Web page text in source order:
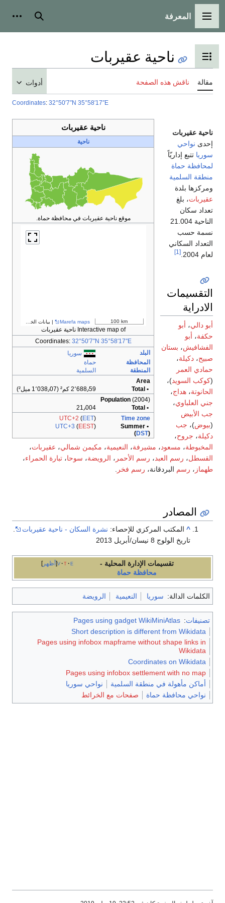
القائمة الرئيسية
المعرفة بحث
تبديل عرض جدول المحتويات
ناحية عقيربات
مقالة ناقش هذه الصفحة أدوات
Coordinates: 32°50′7″N 35°58′17″E
ناحية عقيربات
ناحية
موقع ناحية عقيربات في محافظة حماة.
100 km
Marefa maps | بيانات الخرائط ©
Interactive map of ناحية عقيربات
Coordinates: 32°50′7″N 35°58′17″E
البلد
سوريا
المحافظة
حماة
المنطقة
السلمية
Area
• Total
2٬688٫59 كم² (1٬038٫07 ميل²)
Population (2004)
• Total
21٫004
Time zone
UTC+2 (EET)
• Summer
(DST)
UTC+3 (EEST)
ناحية عقيربات
إحدى نواحي
سوريا تتبع إداريّاً
لمحافظة حماة
منطقة السلمية
ومركزها بلدة
عقيربات، بلغ
تعداد سكان
الناحية 21.004
نسمة حسب
التعداد السكاني
لعام 2004.
[1]
التقسيمات
الادراية
أبو دالي، أبو
حكفة، أبو
الفشافيش، بستان
صبيح، دكيلة،
حمادي العمر
(كوكب السويد)،
الحانوتة، هداج،
جني العلباوي،
جب الأبيض
(بيوض)، جب
دكيلة، جروح،
المخبوطة، مسعود، مشيرفة، النعيمية، مكيمن شمالي، عقيربات،
القسطل، رسم العبد، رسم الأحمر ، الرويضة، سوحا، تبارة الحمراء،
طهماز ، رسم البردقانة، رسم فخر .
المصادر
^ المكتب المركزي للإحصاء: نشرة السكان - ناحية عقيربات
تاريخ الولوج 8 نيسان/أبريل 2013
أظهر v t e
تقسيمات الإدارة المحلية -
محافظة حماة
الكلمات الدالة: سوريا النعيمية الرويضة
تصنيفات:
Pages using gadget WikiMiniAtlas
Short description is different from Wikidata
Pages using infobox mapframe without shape links in
Wikidata
Coordinates on Wikidata
Pages using infobox settlement with no map
أماكن مأهولة في منطقة السلمية
نواحي سوريا
نواحي محافظة حماة
صفحات مع الخرائط